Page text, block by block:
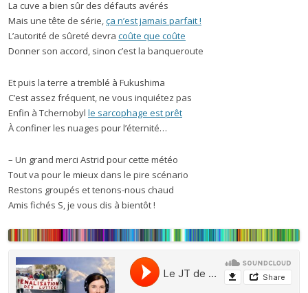
La cuve a bien sûr des défauts avérés
Mais une tête de série,ça n’est jamais parfait !
L’autorité de sûreté devra coûte que coûte
Donner son accord, sinon c’est la banqueroute
Et puis la terre a tremblé à Fukushima
C’est assez fréquent, ne vous inquiétez pas
Enfin à Tchernobyl le sarcophage est prêt
À confiner les nuages pour l’éternité…
– Un grand merci Astrid pour cette météo
Tout va pour le mieux dans le pire scénario
Restons groupés et tenons-nous chaud
Amis fichés S, je vous dis à bientôt !